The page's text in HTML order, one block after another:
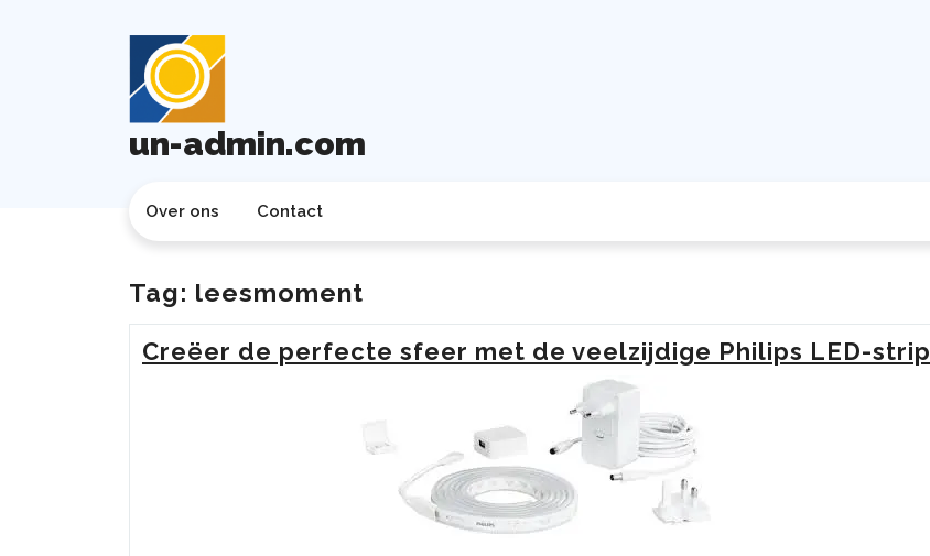
un-admin.com
Over ons Contact
Tag: leesmoment
Creëer de perfecte sfeer met de veelzijdige Philips LED-strip